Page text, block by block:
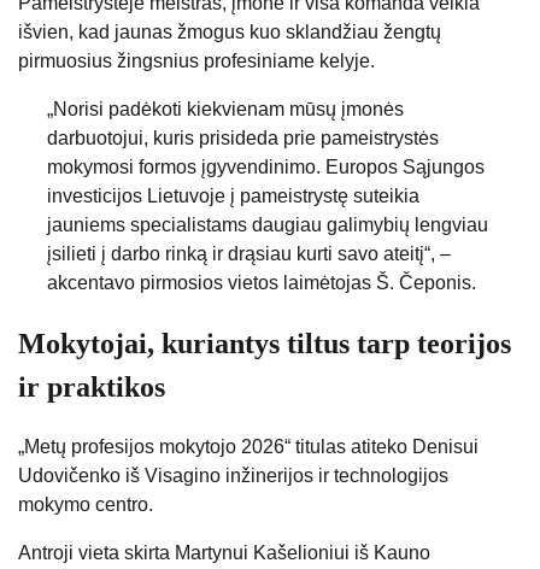
išvien, kad jaunas žmogus kuo sklandžiau žengtų
pirmuosius žingsnius profesiniame kelyje.
„Norisi padėkoti kiekvienam mūsų įmonės
darbuotojui, kuris prisideda prie pameistrystės
mokymosi formos įgyvendinimo. Europos Sąjungos
investicijos Lietuvoje į pameistrystę suteikia
jauniems specialistams daugiau galimybių lengviau
įsilieti į darbo rinką ir drąsiau kurti savo ateitį“, –
akcentavo pirmosios vietos laimėtojas Š. Čeponis.
Mokytojai, kuriantys tiltus tarp teorijos
ir praktikos
„Metų profesijos mokytojo 2026“ titulas atiteko Denisui
Udovičenko iš Visagino inžinerijos ir technologijos
mokymo centro.
Antroji vieta skirta Martynui Kašelioniui iš Kauno